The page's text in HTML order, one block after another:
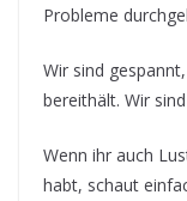
Probleme
Wir sind
bereithält. Wir
Wenn ihr auch
habt, schaut